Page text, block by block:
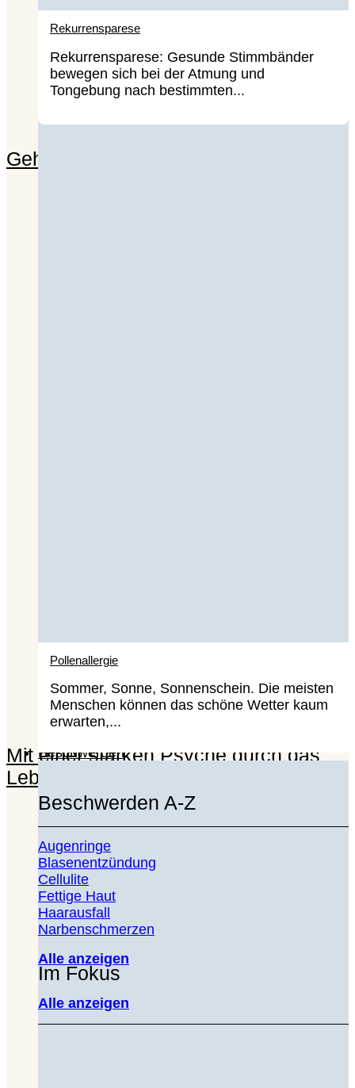
Rekurrensparese
Rekurrensparese: Gesunde Stimmbänder
bewegen sich bei der Atmung und
Tongebung nach bestimmten...
Pollenallergie
Sommer, Sonne, Sonnenschein. Die meisten
Menschen können das schöne Wetter kaum
erwarten,...
Beschwerden
Beschwerden A-Z
Augenringe
Blasenentzündung
Cellulite
Fettige Haut
Haarausfall
Narbenschmerzen
Alle anzeigen
Im Fokus
Alle anzeigen
Gehirntraining im Alter
Mit einer starken Psyche durch das
Leben gehen